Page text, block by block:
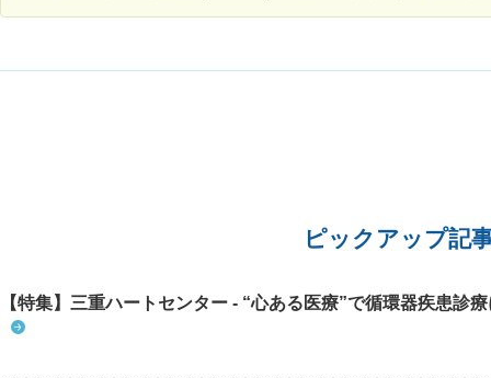
ピックアップ記
【特集】三重ハートセンター - “心ある医療”で循環器疾患診